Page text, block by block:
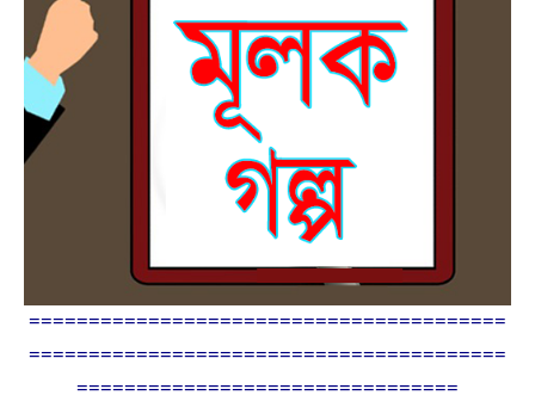
========================================
========================================
================================